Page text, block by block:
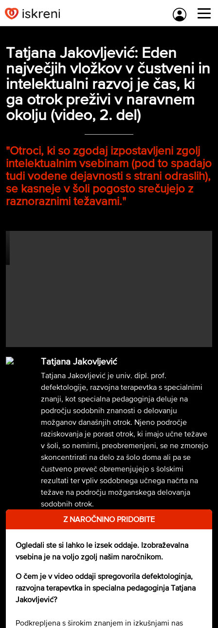
to
content
Tatjana Jakovljević: Eden
največjih vložkov v čustveni in
intelektualni razvoj je čas, ki
ga otrok preživi v naravnem
okolju (video, 2. del)
"Otroci, ki so zgodaj izpostavljeni zgolj
intelektualnim vsebinam (pod to spadajo
tudi vodene dejavnosti s strani odraslih),
se kasneje v šoli pogosto srečujejo z
raznoraznimi težavami."
Tatjana Jakovljević
Tatjana Jakovljević je univ. dipl. prof.
defektologije, razvojna terapevtka s specialnimi
znanji, kot specialna pedagoginja deluje na
področju sodobnih znanosti o delovanju
možganov današnjih otrok. Njeno področje
raziskovanja je porast otrok, ki imajo učne težave
v šoli, so nemirni, preobremenjeni, se ne zmorejo
skoncentrirati na delo za šolo doma ali pa se
čustveno preveč obremenjujejo s šolskimi
rezultati ter vpliv sodobnega učnega načrta na
težave na področju možganskega delovanja
sodobnih otrok.
Z NAROČNINO PRIDOBITE
Ogledali ste si lahko le izsek oddaje. Izobraževalna
vsebina je na voljo zgolj našim naročnikom.
O čem je v video oddaji spregovorila defektologinja,
razvojna terapevtka in specialna pedagoginja Tatjana
Jakovljević?
Podkrepljena s širokim znanjem in izkušnjami nas